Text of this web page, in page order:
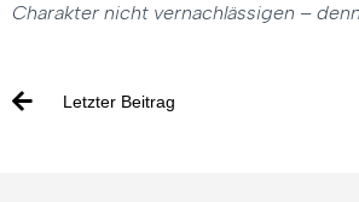
Charakter nicht vernachlässigen –
Letzter Beitrag